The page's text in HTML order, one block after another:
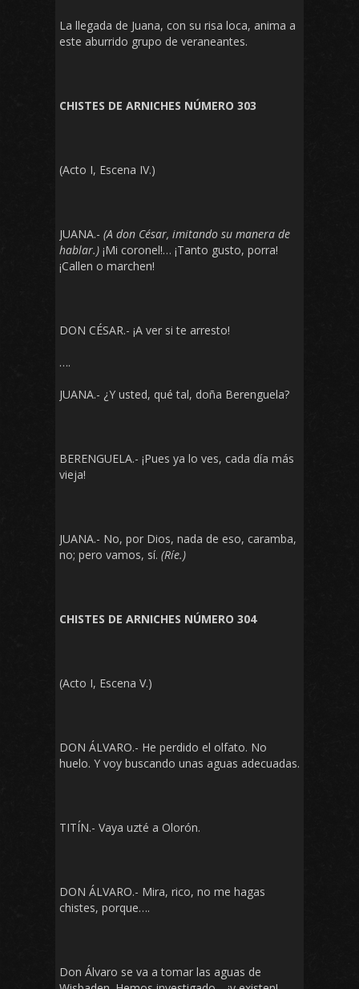
La llegada de Juana, con su risa loca, anima a
este aburrido grupo de veraneantes.
CHISTES DE ARNICHES NÚMERO 303
(Acto I, Escena IV.)
JUANA.- (A don César, imitando su manera de
hablar.) ¡Mi coronel!… ¡Tanto gusto, porra!
¡Callen o marchen!
DON CÉSAR.- ¡A ver si te arresto!
….
JUANA.- ¿Y usted, qué tal, doña Berenguela?
BERENGUELA.- ¡Pues ya lo ves, cada día más
vieja!
JUANA.- No, por Dios, nada de eso, caramba,
no; pero vamos, sí. (Ríe.)
CHISTES DE ARNICHES NÚMERO 304
(Acto I, Escena V.)
DON ÁLVARO.- He perdido el olfato. No
huelo. Y voy buscando unas aguas adecuadas.
TITÍN.- Vaya uzté a Olorón.
DON ÁLVARO.- Mira, rico, no me hagas
chistes, porque….
Don Álvaro se va a tomar las aguas de